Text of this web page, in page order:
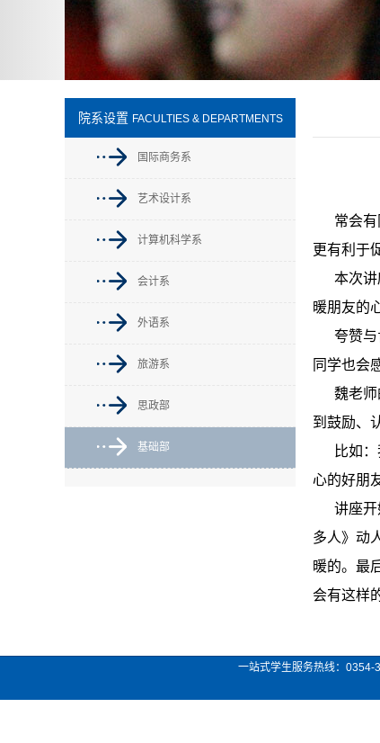
院系设置 FACULTIES & DEPARTMENTS
国际商务系
艺术设计系
计算机科学系
会计系
外语系
旅游系
思政部
基础部
常会
更有利于
本次
暖朋友的
夸赞与
同学也会
魏老
到鼓励、
比如
心的好朋
讲座
多人》动
暖的。最
会有这样
一站式学生服务热线： 0354-